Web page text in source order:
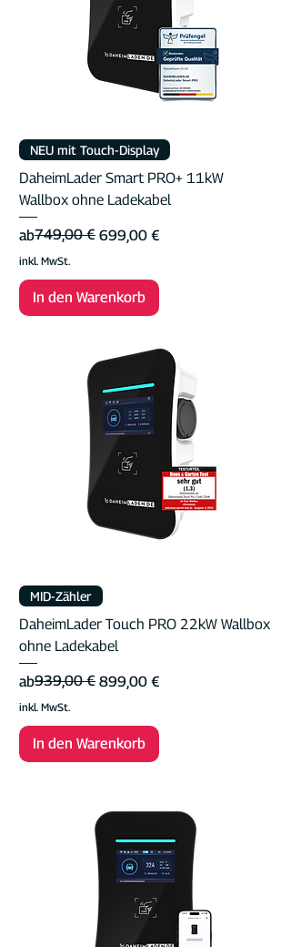
NEU mit Touch-Display
DaheimLader Smart PRO+ 11kW
Wallbox ohne Ladekabel
ab
Standardpreis
749,00 € 699,00 €
Sale-Preis
inkl. MwSt.
In den Warenkorb
MID-Zähler
DaheimLader Touch PRO 22kW Wallbox
ohne Ladekabel
ab
Standardpreis
939,00 € 899,00 €
Sale-Preis
inkl. MwSt.
In den Warenkorb